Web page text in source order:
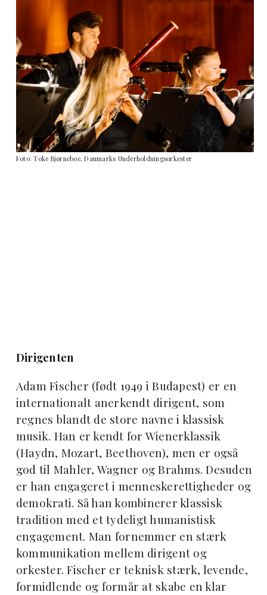
Foto: Toke Bjørneboe, Danmarks Underholdningsorkester
Dirigenten
Adam Fischer (født 1949 i Budapest) er en
internationalt anerkendt dirigent, som
regnes blandt de store navne i klassisk
musik. Han er kendt for Wienerklassik
(Haydn, Mozart, Beethoven), men er også
god til Mahler, Wagner og Brahms. Desuden
er han engageret i menneskerettigheder og
demokrati. Så han kombinerer klassisk
tradition med et tydeligt humanistisk
engagement. Man fornemmer en stærk
kommunikation mellem dirigent og
orkester. Fischer er teknisk stærk, levende,
formidlende og formår at skabe en klar